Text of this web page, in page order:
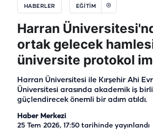
HABERLER EĞITIM
Harran
ortak gelecek
üniversite protokol
Harran Üniversitesi ile Kırşehir Ahi
Üniversitesi arasında akademik iş
güçlendirecek önemli bir adım atıldı.
Haber Merkezi
25 Tem 2026, 17:50 tarihinde yayınlandı